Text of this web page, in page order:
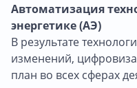
Автоматизация
энергетике (АЭ)
В результате
изменений,
план во всех сферах